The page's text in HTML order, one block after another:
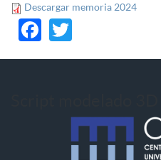
Descargar memoria 2024
Facebook